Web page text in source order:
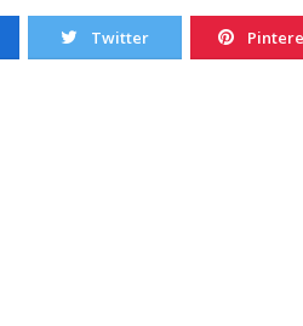
Twitter
20/10/2022